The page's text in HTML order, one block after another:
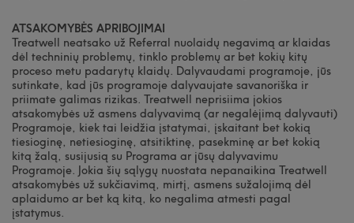
ATSAKOMYBĖS APRIBOJIMAI
Treatwell neatsako už Referral nuolaidų negavimą ar klaidas
dėl techninių problemų, tinklo problemų ar bet kokių kitų
proceso metu padarytų klaidų. Dalyvaudami programoje, jūs
sutinkate, kad jūs programoje dalyvaujate savanoriška ir
priimate galimas rizikas. Treatwell neprisiima jokios
atsakomybės už asmens dalyvavimą (ar negalėjimą dalyvauti)
Programoje, kiek tai leidžia įstatymai, įskaitant bet kokią
tiesioginę, netiesioginę, atsitiktinę, pasekminę ar bet kokią
kitą žalą, susijusią su Programa ar jūsų dalyvavimu
Programoje. Jokia šių sąlygų nuostata nepanaikina Treatwell
atsakomybės už sukčiavimą, mirtį, asmens sužalojimą dėl
aplaidumo ar bet ką kitą, ko negalima atmesti pagal
įstatymus.